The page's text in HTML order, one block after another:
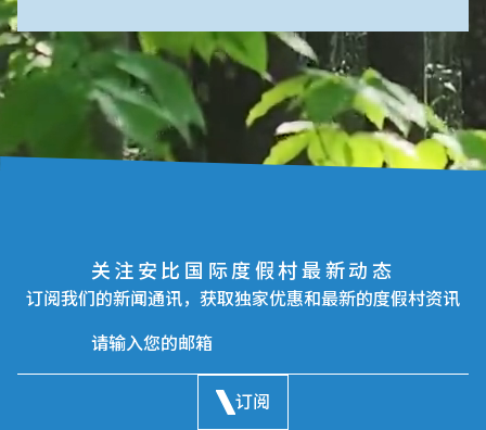
关注安比国际度假村最新动态
订阅我们的新闻通讯，获取独家优惠和最新的度假村资讯
订阅